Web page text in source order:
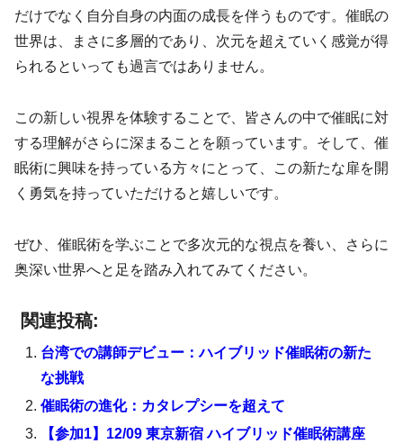
だけでなく自分自身の内面の成長を伴うものです。催眠の
世界は、まさに多層的であり、次元を超えていく感覚が得
られるといっても過言ではありません。
この新しい視界を体験することで、皆さんの中で催眠に対
する理解がさらに深まることを願っています。そして、催
眠術に興味を持っている方々にとって、この新たな扉を開
く勇気を持っていただけると嬉しいです。
ぜひ、催眠術を学ぶことで多次元的な視点を養い、さらに
奥深い世界へと足を踏み入れてみてください。
関連投稿:
台湾での講師デビュー：ハイブリッド催眠術の新た
な挑戦
催眠術の進化：カタレプシーを超えて
【参加1】12/09 東京新宿 ハイブリッド催眠術講座